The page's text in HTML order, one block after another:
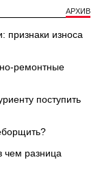
АРХИВ
признаки износа
ремонтные
поступить
чем разница